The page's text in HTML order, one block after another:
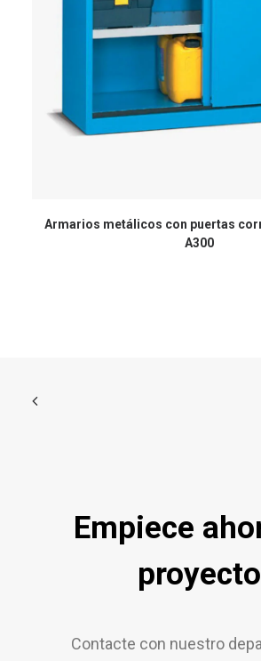
Armarios metálicos con puertas
A300
Empiece
proyecto
Contacte con nuestro